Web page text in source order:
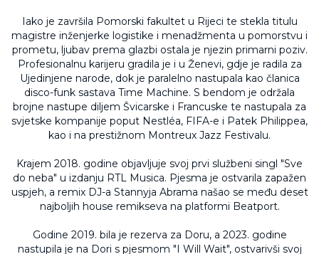
Iako je završila Pomorski fakultet u Rijeci te stekla titulu
magistre inženjerke logistike i menadžmenta u pomorstvu i
prometu, ljubav prema glazbi ostala je njezin primarni poziv.
Profesionalnu karijeru gradila je i u Ženevi, gdje je radila za
Ujedinjene narode, dok je paralelno nastupala kao članica
disco-funk sastava Time Machine. S bendom je održala
brojne nastupe diljem Švicarske i Francuske te nastupala za
svjetske kompanije poput Nestléa, FIFA-e i Patek Philippea,
kao i na prestižnom Montreux Jazz Festivalu.
Krajem 2018. godine objavljuje svoj prvi službeni singl "Sve
do neba" u izdanju RTL Musica. Pjesma je ostvarila zapažen
uspjeh, a remix DJ-a Stannyja Abrama našao se među deset
najboljih house remikseva na platformi Beatport.
Godine 2019. bila je rezerva za Doru, a 2023. godine
nastupila je na Dori s pjesmom "I Will Wait", ostvarivši svoj